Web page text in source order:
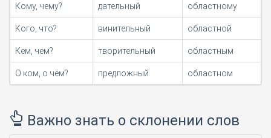
Кому, чему? дательный областному
Кого, что? винительный областной
Кем, чем? творительный областным
О ком, о чём? предложный областном
Важно знать о склонении слов